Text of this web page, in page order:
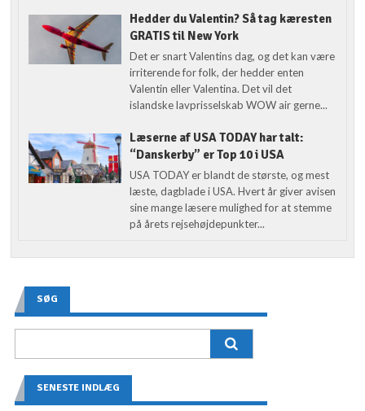
Hedder du Valentin? Så tag kæresten
GRATIS til New York
Det er snart Valentins dag, og det kan være
irriterende for folk, der hedder enten
Valentin eller Valentina. Det vil det
islandske lavprisselskab WOW air gerne...
Læserne af USA TODAY har talt:
“Danskerby” er Top 10 i USA
USA TODAY er blandt de største, og mest
læste, dagblade i USA. Hvert år giver avisen
sine mange læsere mulighed for at stemme
på årets rejsehøjdepunkter...
SØG
SENESTE INDLÆG